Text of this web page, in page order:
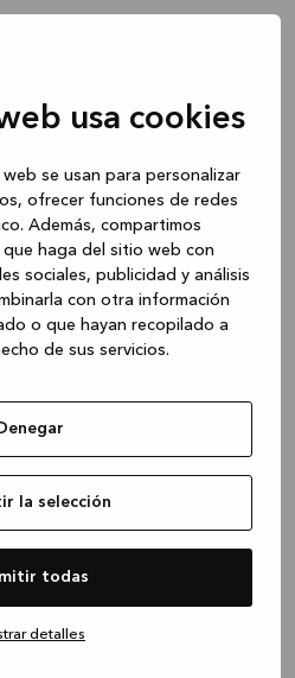
usa cookies
se usan para personalizar
ofrecer funciones de redes
Además, compartimos
haga del sitio web con
sociales, publicidad y análisis
con otra información
o que hayan recopilado a
de sus servicios.
la selección
todas
detalles
exception has occurred
the browser console for more